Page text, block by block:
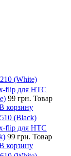
(White)
flip для HTC
99 грн. Товар
корзину
(Black)
flip для HTC
99 грн. Товар
корзину